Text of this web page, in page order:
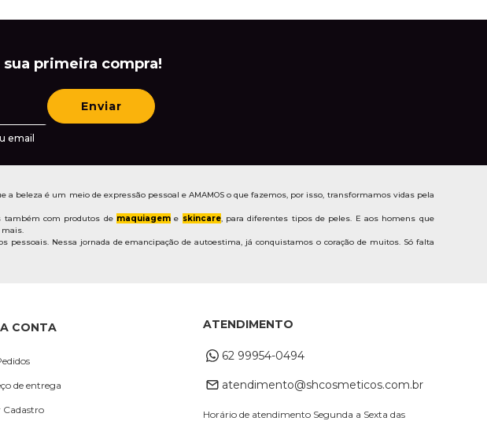
sua primeira compra!
email
Enviar
beleza é um meio de expressão pessoal e AMAMOS o que fazemos, por isso, transformamos vidas pela
também com produtos de maquiageme skincare, para diferentes tipos de peles. E aos homens que
Nessa jornada de emancipação de autoestima, já conquistamos o coração de muitos. Só falta
CONTA
de entrega
ATENDIMENTO
62 99954-0494
atendimento@shcosmeticos.com.br
Horário de atendimento Segunda a Sexta das